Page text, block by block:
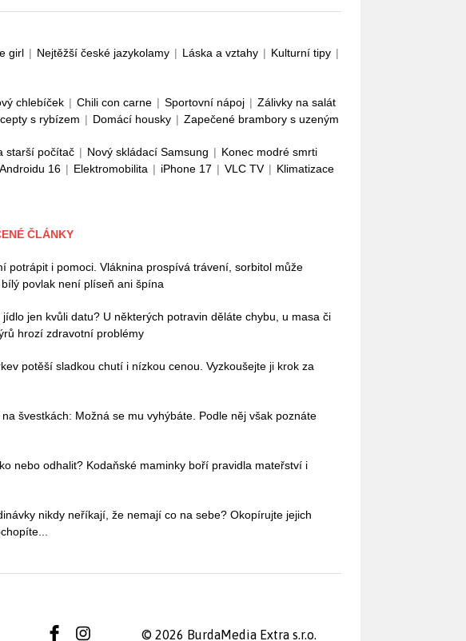
girl | Nejtěžší české jazykolamy | Láska a vztahy | Kulturní tipy |
chlebíček | Chili con carne | Sportovní nápoj | Zálivky na salát
s rybízem | Domácí housky | Zapečené brambory s uzeným
starší počítač | Nový skládací Samsung | Konec modré smrti
16 | Elektromobilita | iPhone 17 | VLC TV | Klimatizace
ČLÁNKY
potrápit i pomoci. Vláknina prospívá trávení, sorbitol může
povlak není plíseň ani špína
jídlo jen kvůli datu? U některých potravin děláte chybu, u masa či
hrozí zdravotní problémy
potěší sladkou chutí i nízkou cenou. Vyzkoušejte ji krok za
švestkách: Možná se mu vyhýbáte. Podle něj však poznáte
nebo odhalit? Kodaňské maminky boří pravidla mateřství i
nikdy neříkají, že nemají co na sebe? Okopírujte jejich
© 2026 BurdaMedia Extra s.r.o.